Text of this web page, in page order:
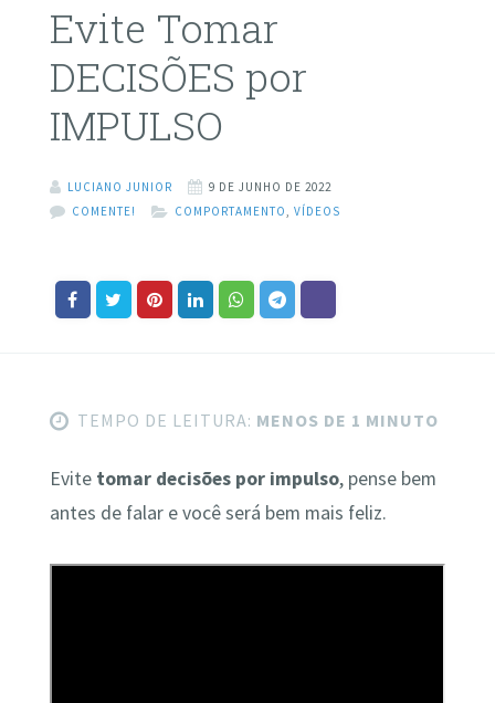
Evite Tomar
DECISÕES por
IMPULSO
LUCIANO JUNIOR
9 DE JUNHO DE 2022
COMENTE!
COMPORTAMENTO VÍDEOS
TEMPO DE LEITURA: MENOS DE 1 MINUTO
Evite tomar decisões por impulso, pense bem
antes de falar e você será bem mais feliz.